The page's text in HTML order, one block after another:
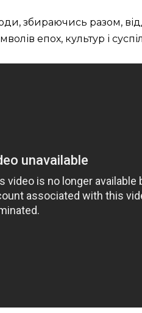
збираючись разом,
епох, культур і